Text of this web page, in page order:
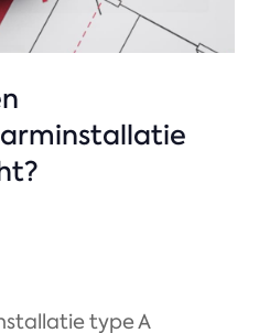
type A